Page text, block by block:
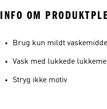
INFO OM
Brug kun mildt
Vask med lukkede
Stryg ikke motiv